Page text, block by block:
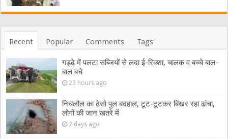
Recent Popular Comments Tags
गड्ढे में पलटा सब्जियों से लदा ई-रिक्शा, चालक व बच्चे बाल-
बाल बचे
23 hours ago
निचलौल का ढेसो पुल बदहाल, टूट-टूटकर बिखर रहा ढांचा,
लोगों की जान खतरे में
2 days ago